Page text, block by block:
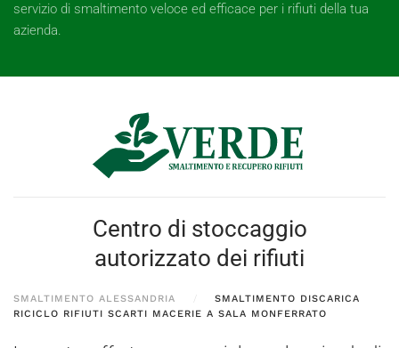
servizio di smaltimento veloce ed efficace per i rifiuti della tua
azienda.
Centro di stoccaggio
autorizzato dei rifiuti
SMALTIMENTO ALESSANDRIA
SMALTIMENTO DISCARICA
RICICLO RIFIUTI SCARTI MACERIE A SALA MONFERRATO